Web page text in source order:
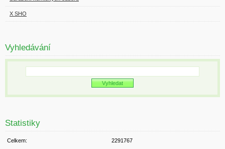
X SHO
Vyhledávání
Statistiky
Celkem:
2291767